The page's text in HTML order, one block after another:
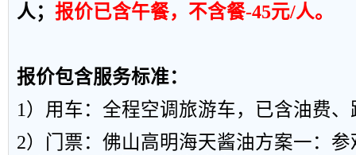
人； 报价已含午餐，不含餐-45元/人。
报价包含服务标准：
1 ）用车：全程空调旅游车，已含油费
2）门票：佛山高明海天酱油方案一：参